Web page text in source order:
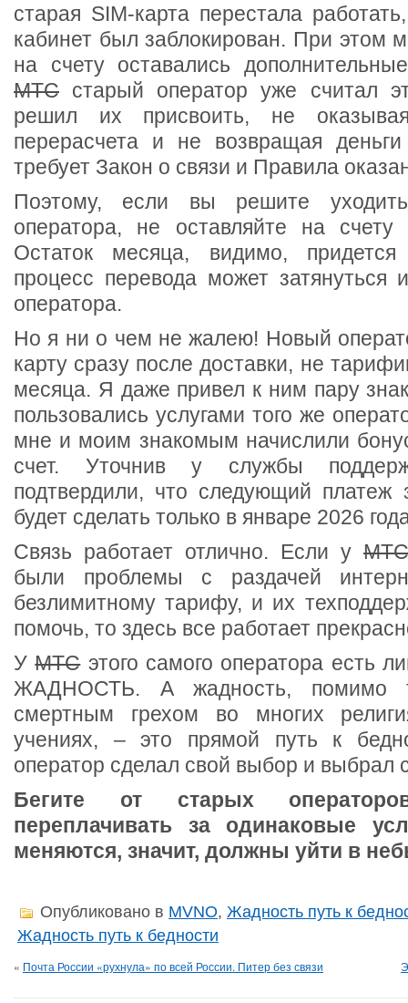
старая SIM-карта перестала
кабинет был заблокирован. При этом
на счету оставались
МТС старый оператор уже считал
решил их присвоить, не
перерасчета и не возвращая
требует Закон о связи и Правила
Поэтому, если вы решите
оператора, не оставляйте на
Остаток месяца, видимо,
процесс перевода может затянуться
оператора.
Но я ни о чем не жалею! Новый
карту сразу после доставки, не
месяца. Я даже привел к ним пару
пользовались услугами того же
мне и моим знакомым начислили
счет. Уточнив у службы
подтвердили, что следующий
будет сделать только в январе 2026
Связь работает отлично. Если у МТС
были проблемы с раздачей
безлимитному тарифу, и их
помочь, то здесь все работает
УМТСэтого самого оператора есть
ЖАДНОСТЬ. А жадность, помимо
смертным грехом во многих
учениях, – это прямой путь к
оператор сделал свой выбор и выбрал
Бегите от старых
переплачивать за одинаковые
меняются, значит, должны уйти в
Опубликовано в MVNO, Жадность путь к
Жадность путь к бедности
« Почта России «рухнула» по всей России. Питер без связи